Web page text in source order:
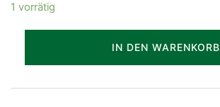
1 vorrätig
IN DEN WARENKORB